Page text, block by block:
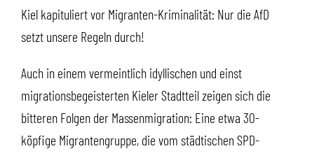
Kiel kapituliert vor Migranten-Kriminalität: Nur die AfD
setzt unsere Regeln durch!
Auch in einem vermeintlich idyllischen und einst
migrationsbegeisterten Kieler Stadtteil zeigen sich die
bitteren Folgen der Massenmigration: Eine etwa 30-
köpfige Migrantengruppe, die vom städtischen SPD-